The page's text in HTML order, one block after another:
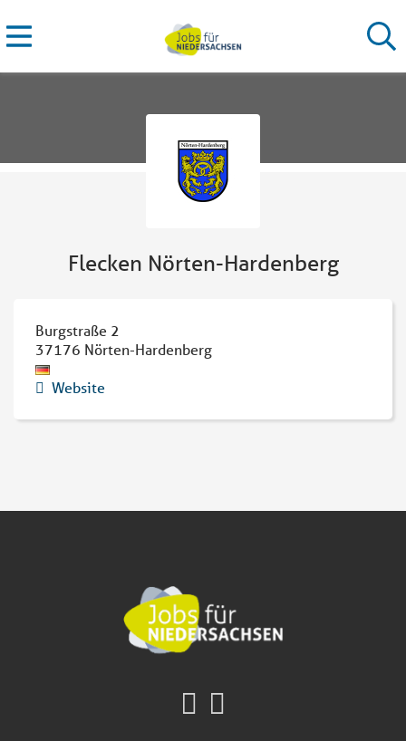
Flecken Nörten-Hardenberg
Burgstraße 2
37176 Nörten-Hardenberg
Website